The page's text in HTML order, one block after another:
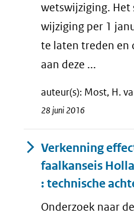
wetswijziging. Het
wijziging per 1
te laten treden en
aan deze ...
auteur(s): Most, H.
28 juni 2016
Verkenning
faalkanseis
: technische
Onderzoek naar